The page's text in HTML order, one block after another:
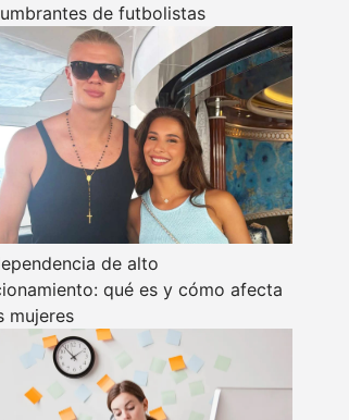
de futbolistas
de alto
qué es y cómo afecta
mujeres